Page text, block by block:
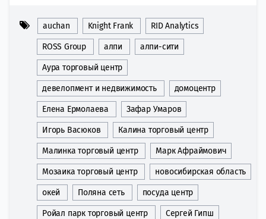
auchan Knight Frank RID Analytics
ROSS Group алпи алпи-сити
Аура торговый центр
девелопмент и недвижимость домоцентр
Елена Ермолаева Зафар Умаров
Игорь Васюков Калина торговый центр
Малинка торговый центр Марк Афраймович
Мозаика торговый центр новосибирская область
окей Поляна сеть посуда центр
Ройал парк торговый центр Сергей Гипш